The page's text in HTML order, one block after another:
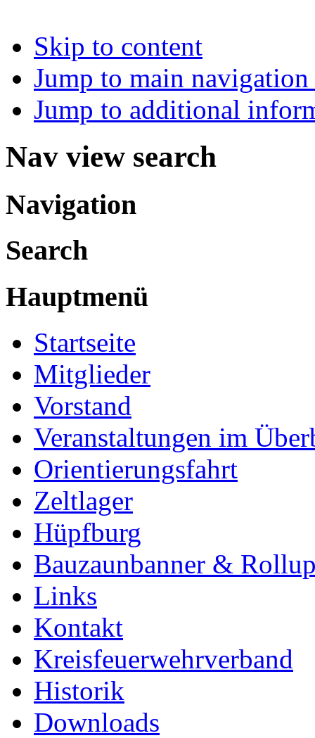
Skip to content
Jump to main
Jump to additional
Nav view search
Navigation
Search
Hauptmenü
Startseite
Mitglieder
Vorstand
Veranstaltungen im
Orientierungsfahrt
Zeltlager
Hüpfburg
Bauzaunbanner &
Links
Kontakt
Kreisfeuerwehrverband
Historik
Downloads